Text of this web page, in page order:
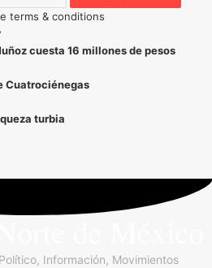
terms & conditions
cuesta 16 millones de pesos
Cuatrociénegas
turbia
Información, Movimientos